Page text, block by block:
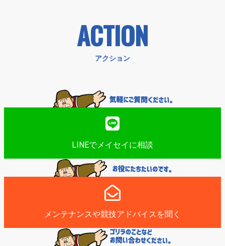
ACTION
アクション
LINEでメイセイに相談
メンテナンスや競技アドバイスを聞く